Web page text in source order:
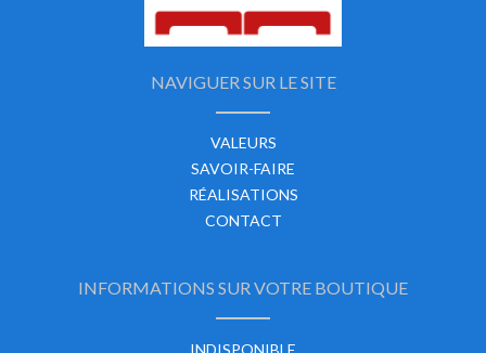
NAVIGUER SUR LE SITE
VALEURS
SAVOIR-FAIRE
RÉALISATIONS
CONTACT
INFORMATIONS SUR VOTRE BOUTIQUE
INDISPONIBLE